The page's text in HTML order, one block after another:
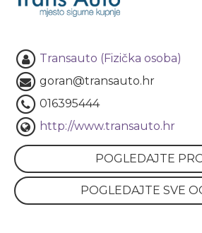
Transauto (Fizička osoba)
goran@transauto.hr
016395444
http://www.transauto.hr
POGLEDAJTE
POGLEDAJTE SVE